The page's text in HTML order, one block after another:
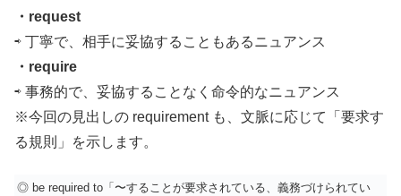
・request
⇨ 丁寧で、相手に妥協することもあるニュアンス
・require
⇨ 事務的で、妥協することなく命令的なニュアンス
※今回の見出しの requirement も、文脈に応じて「要求す
る規則」を示します。
◎ be required to「〜することが要求されている、義務づけられてい